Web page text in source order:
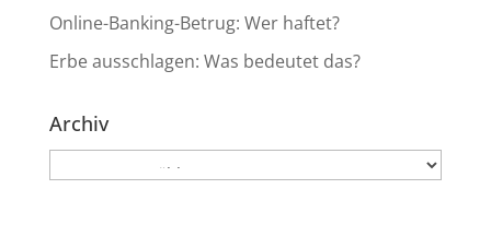
Online-Banking-Betrug: Wer haftet?
Erbe ausschlagen: Was bedeutet das?
Archiv